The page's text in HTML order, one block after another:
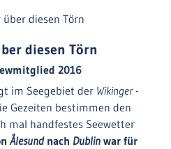
Sonne führt im
zu einer
Die Idylle der
sicherer Navigation
Wir navigieren
und unterstützt durchGPS
Inseln
diesen Törn
2016
im Seegebiet der Wikinger -
Gezeiten bestimmen den
mal handfestes Seewetter
Ålesundnach Dublinwar für